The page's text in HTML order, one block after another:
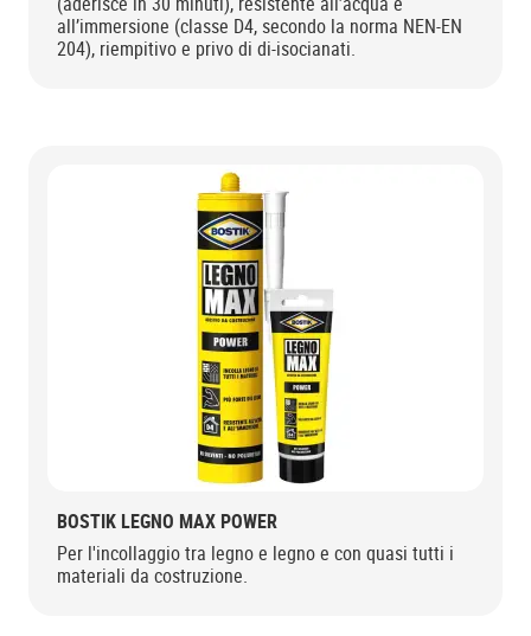
all’immersione (classe D4, secondo la norma NEN-EN
204), riempitivo e privo di di-isocianati.
BOSTIK LEGNO MAX POWER
Per l'incollaggio tra legno e legno e con quasi tutti i
materiali da costruzione.